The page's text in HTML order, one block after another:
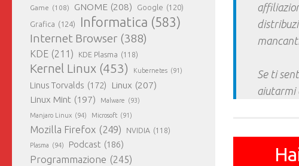
Se ti
aiutarmi
Game (108) GNOME (208) Google (120)
Grafica (124) Informatica (583)
Internet Browser (388)
KDE (211) KDE Plasma (118)
Kernel Linux (453) Kubernetes (91)
Linus Torvalds (172) Linux (207)
Linux Mint (197) Malware (93)
Manjaro Linux (94) Microsoft (91)
Mozilla Firefox (249) NVIDIA (118)
Plasma (94) Podcast (186)
Programmazione (245)